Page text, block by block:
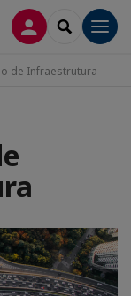
CONEXÃOSEARCH
de Infraestrutura